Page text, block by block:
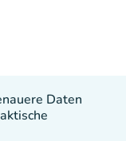
Daten